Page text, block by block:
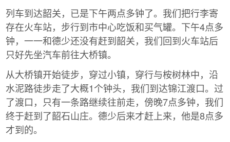
列车到达韶关，已是下午两点多钟了。我们把行李寄
存在火车站，步行到市中心吃饭和买气罐。下午4点多
钟，一一和德少还没有赶到韶关，我们回到火车站后
只好先坐汽车前往大桥镇。
从大桥镇开始徒步，穿过小镇，穿行与桉树林中，沿
水泥路徒步走了大概1个钟头，我们到达锦江渡口。过
了渡口，只有一条路继续往前走，傍晚7点多钟，我们
终于赶到了韶石山庄。德少后来才赶上来，他是8点多
才到的。